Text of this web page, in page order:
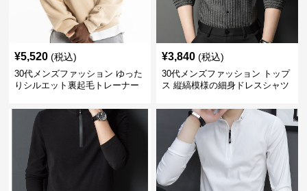
¥5,520 (税込)
30代メンズファッション ゆった
りシルエット裏起毛トレーナー
¥3,840 (税込)
30代メンズファッション トップ
ス 縦縞模様の細身ドレスシャツ